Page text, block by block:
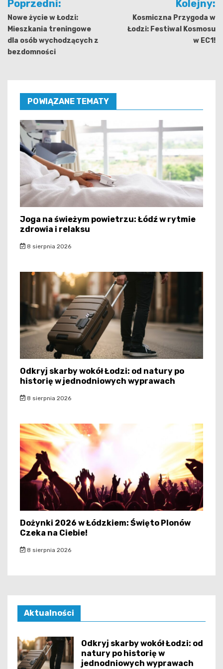
wpisu
Poprzedni:
Nowe życie w Łodzi:
Mieszkania treningowe
dla osób wychodzących z
bezdomności
Kolejny:
Kosmiczna Przygoda w
Łodzi: Festiwal Kosmosu
w EC1!
POWIĄZANE TEMATY
Joga na świeżym powietrzu: Łódź w rytmie
zdrowia i relaksu
8 sierpnia 2026
Odkryj skarby wokół Łodzi: od natury po
historię w jednodniowych wyprawach
8 sierpnia 2026
Dożynki 2026 w Łódzkiem: Święto Plonów
Czeka na Ciebie!
8 sierpnia 2026
Aktualności
Odkryj skarby wokół Łodzi: od
natury po historię w
jednodniowych wyprawach